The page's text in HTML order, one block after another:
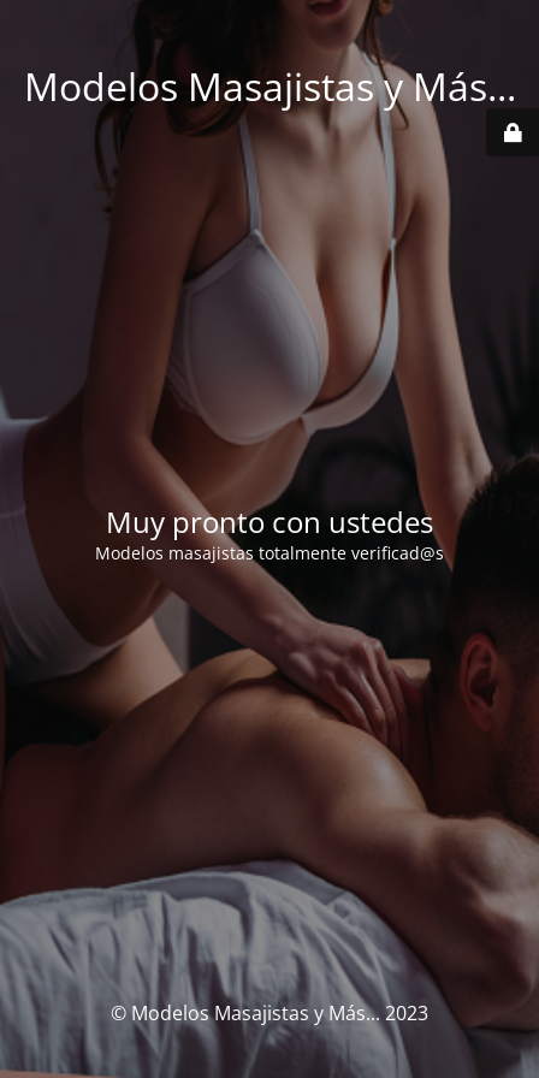
Modelos Masajistas y Más...
Muy pronto con ustedes
Modelos masajistas totalmente verificad@s
© Modelos Masajistas y Más... 2023